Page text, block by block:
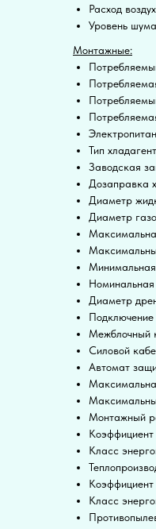
Расход
Уровень
Монтажные:
Тип
Заводская
Дозаправка
Диаметр
Диаметр
Диаметр
Подключение
Межблочный
Силовой
Автомат
Монтажный
Коэффициент
Класс
Коэффициент
Класс